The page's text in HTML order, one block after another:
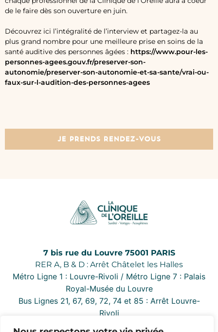
de le faire dès son ouverture en juin.
Découvrez ici l’intégralité de l’interview et partagez-la au
plus grand nombre pour une meilleure prise en soins de la
santé auditive des personnes âgées : https://www.pour-les-
personnes-agees.gouv.fr/preserver-son-
autonomie/preserver-son-autonomie-et-sa-sante/vrai-ou-
faux-sur-l-audition-des-personnes-agees
JE PRENDS RENDEZ-VOUS
7 bis rue du Louvre 75001 PARIS
RER A, B & D : Arrêt Châtelet les Halles
Métro Ligne 1 : Louvre-Rivoli / Métro Ligne 7 : Palais
Royal-Musée du Louvre
Bus Lignes 21, 67, 69, 72, 74 et 85 : Arrêt Louvre-
Rivoli